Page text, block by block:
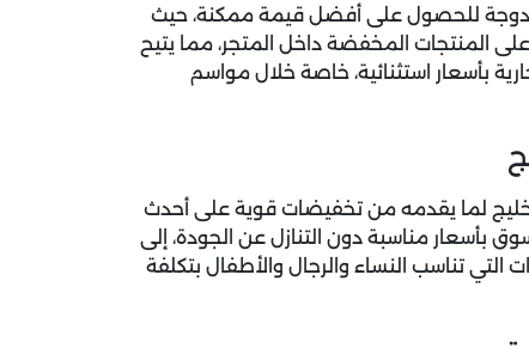
للحصول على أفضل قيمة ممكنة، حيث
المنتجات المخفضة داخل المتجر، مما يتيح
بأسعار استثنائية، خاصة خلال مواسم
لما يقدمه من تخفيضات قوية على أحدث
بأسعار مناسبة دون التنازل عن الجودة، إلى
التي تناسب النساء والرجال والأطفال بتكلفة